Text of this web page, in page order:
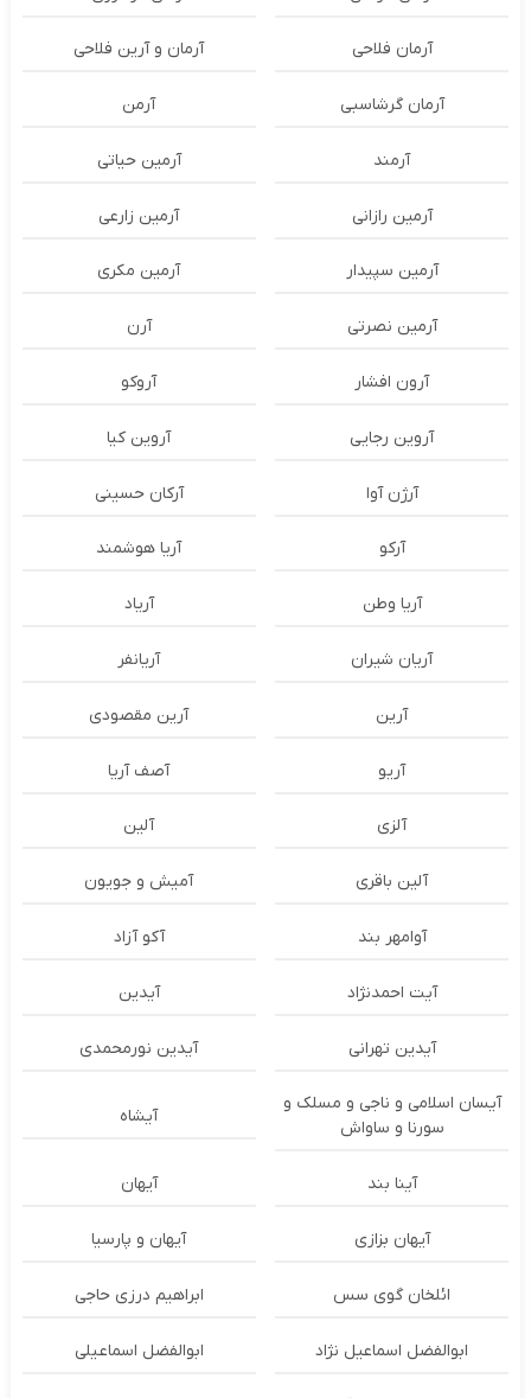
آرمان فلاحی آرمان و آرین فلاحی
آرمان گرشاسبی آرمن
آرمند آرمین حیاتی
آرمین رازانی آرمین زارعی
آرمین سپیدار آرمین مکری
آرمین نصرتی آرن
آرون افشار آروکو
آروین رجایی آروین کیا
آرژن آوا آرکان حسینی
آرکو آریا هوشمند
آریا وطن آریاد
آریان شیران آریانفر
آرین آرین مقصودی
آریو آصف آریا
آلزی آلین
آلین باقری آمیش و جویون
آوامهر بند آکو آزاد
آیت احمدنژاد آیدین
آیدین تهرانی آیدین نورمحمدی
آیسان اسلامی و ناجی و مسلک و
سورنا و ساواش
آیشاه
آینا بند آیهان
آیهان بزازی آیهان و پارسیا
ائلخان گوی سس ابراهیم درزی حاجی
ابوالفضل اسماعیل نژاد ابوالفضل اسماعیلی